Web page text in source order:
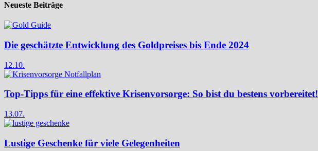
Neueste Beiträge
Die geschätzte Entwicklung des Goldpreises bis Ende 2024
12.10.
Top-Tipps für eine effektive Krisenvorsorge: So bist du bestens vorbereitet!
13.07.
Lustige Geschenke für viele Gelegenheiten